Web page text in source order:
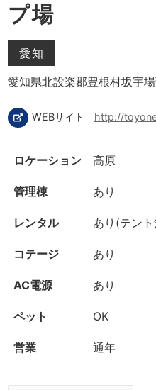
プ場
愛知
愛知県北設楽郡豊根村坂宇
WEBサイト http://
ロケーション 高原
管理棟 あり
レンタル あり(テント
コテージ あり
AC電源 あり
ペット OK
営業 通年